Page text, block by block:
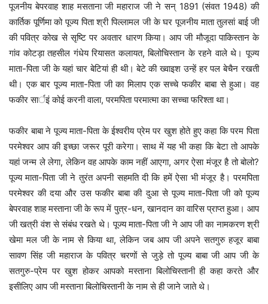
पूजनीय बेपरवाह शाह मसताना जी महाराज जी ने सन् 1891 (संवत 1948) की
कार्तिक पूर्णिमा को पूज्य पिता श्री पिल्लामल जी के घर पूजनीय माता तुलसां बाई जी
की पवित्र कोख से सृष्टि पर अवतार धारण किया। आप जी मौजूदा पाकिस्तान के
गांव कोटड़ा तहसील गंधेय रियासत कलायत, बिलोचिस्तान के रहने वाले थे। पूज्य
माता-पिता जी के यहां चार बेटियां ही थी। बेटे की ख्वाइश उन्हें हर पल बेचैन रखती
थी। एक बार पूज्य माता-पिता जी का मिलाप एक सच्चे फकीर बाबा से हुआ। वह
फकीर सार्इं कोई करनी वाला, परमपिता परमात्मा का सच्चा फरिश्ता था।
फकीर बाबा ने पूज्य माता-पिता के ईश्वरीय प्रेम पर खुश होते हुए कहा कि परम पिता
परमेश्वर आप की इच्छा जरूर पूरी करेगा। साथ में यह भी कहा कि बेटा तो आपके
यहां जन्म ले लेगा, लेकिन वह आपके काम नहीं आएगा, अगर ऐसा मंजूर है तो बोलो?
पूज्य माता-पिता जी ने तुरंत अपनी सहमति दी कि हमें ऐसा भी मंजूर है। परमपिता
परमेश्वर की दया और उस फकीर बाबा की दुआ से पूज्य माता-पिता जी को पूज्य
बेपरवाह शाह मस्ताना जी के रूप में पुत्र-धन, खानदान का वारिस प्राप्त हुआ। आप
जी खत्री वंश से संबंध रखते थे। पूज्य माता-पिता जी ने आप जी का नामकरण श्री
खेमा मल जी के नाम से किया था, लेकिन जब आप जी अपने सतगुरु हजूर बाबा
सावण सिंह जी महाराज के पवित्र चरणों से जुड़े तो पूज्य बाबा जी आप जी के
सतगुरु-प्रेम पर खुश होकर आपको मस्ताना बिलोचिस्तानी ही कहा करते और
इसीलिए आप जी मस्ताना बिलोचिस्तानी के नाम से ही जाने जाते थे।